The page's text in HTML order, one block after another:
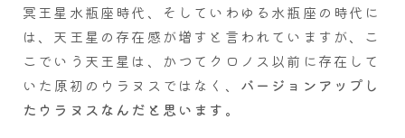
冥王星水瓶座時代、そしていわゆる水瓶座の時代に
は、天王星の存在感が増すと言われていますが、こ
こでいう天王星は、かつてクロノス以前に存在して
いた原初のウラヌスではなく、 バージョンアップし
たウラヌスなんだと思います。